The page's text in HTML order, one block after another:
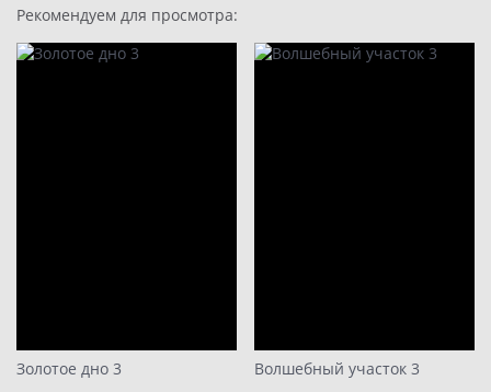
7 серия
8 серия
Рекомендуем для просмотра:
Золотое дно 3 Волшебный участок 3